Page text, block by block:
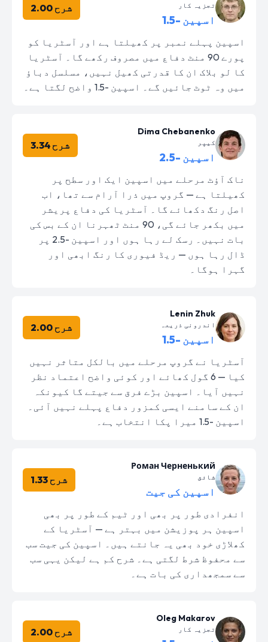
تجزیہ کار
اسپین -1.5
شرح 2.00
اسپین پہلے نمبر پر کھیلتا ہے اور آسٹریا کو
پورے 90 منٹ دفاع میں مصروف رکھے گا۔ آسٹریا
کا لو بلاک ان کا قدرتی کھیل نہیں، مسلسل دباؤ
میں وہ ٹوٹ جائیں گے۔ اسپین -1.5 واضح لگتا ہے۔
Dima Chebanenko
کیپر
اسپین -2.5
شرح 3.34
ناک آؤٹ مرحلے میں اسپین ایک اور سطح پر
کھیلتا ہے — گروپ میں ذرا آرام سے تھا، اب
اصل رنگ دکھائے گا۔ آسٹریا کی دفاع پریشر
میں بکھر جائے گی، 90 منٹ ٹھہرنا ان کے بس کی
بات نہیں۔ رسک لے رہا ہوں اور اسپین -2.5 پر
ڈال رہا ہوں — ریڈ فیوری کا رنگ ابھی اور
گہرا ہوگا۔
Lenin Zhuk
اندرونی ذریعہ
اسپین -1.5
شرح 2.00
آسٹریا نے گروپ مرحلے میں بالکل متاثر نہیں
کیا — 6 گول کھائے اور کوئی واضح اعتماد نظر
نہیں آیا۔ اسپین بڑے فرق سے جیتے گا کیونکہ
ان کے سامنے ایسی کمزور دفاع پہلے نہیں آئی۔
اسپین -1.5 میرا پکا انتخاب ہے۔
Роман Черненький
شائق
اسپین کی جیت
شرح 1.33
انفرادی طور پر بھی اور ٹیم کے طور پر بھی
اسپین ہر پوزیشن میں بہتر ہے — آسٹریا کے
کھلاڑی خود بھی یہ جانتے ہیں۔ اسپین کی جیت سب
سے محفوظ شرط لگتی ہے۔ شرح کم ہے لیکن یہی سب
سے سمجھداری کی بات ہے۔
Oleg Makarov
تجزیہ کار شرح 2.00